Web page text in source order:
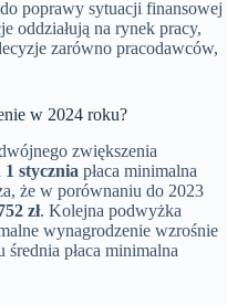
poprawy sytuacji finansowej
oddziałują na rynek pracy,
zarówno pracodawców,
w 2024 roku?
zwiększenia
1 stycznia płaca minimalna
że w porównaniu do 2023
zł. Kolejna podwyżka
wynagrodzenie wzrośnie
średnia płaca minimalna